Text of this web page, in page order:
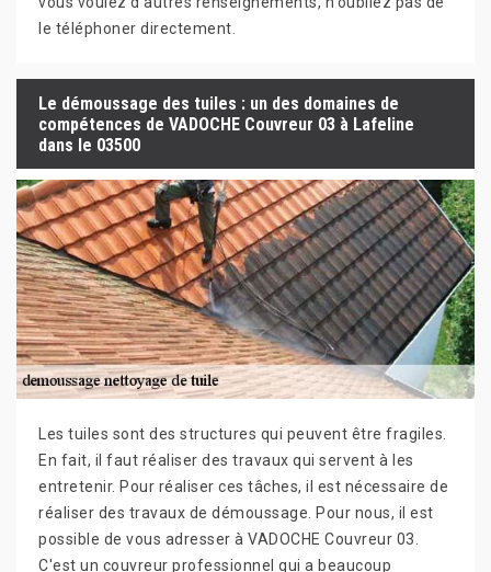
le téléphoner directement.
Le démoussage des tuiles : un des domaines de
compétences de VADOCHE Couvreur 03 à Lafeline
dans le 03500
Les tuiles sont des structures qui peuvent être fragiles.
En fait, il faut réaliser des travaux qui servent à les
entretenir. Pour réaliser ces tâches, il est nécessaire de
réaliser des travaux de démoussage. Pour nous, il est
possible de vous adresser à VADOCHE Couvreur 03.
C'est un couvreur professionnel qui a beaucoup